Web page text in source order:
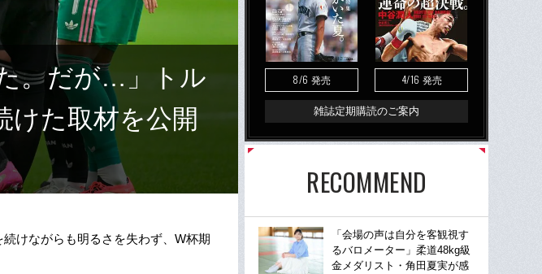
。だが…」トル
けた取材を公開
けながらも明るさを失わず、W杯期
8/6 発売 4/16 発売
雑誌定期購読のご案内
RECOMMEND
「会場の声は自分を客観視す
るバロメーター」柔道48kg級
金メダリスト・角田夏実が感